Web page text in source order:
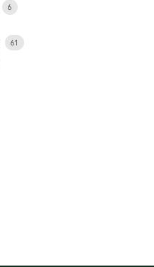
6
61